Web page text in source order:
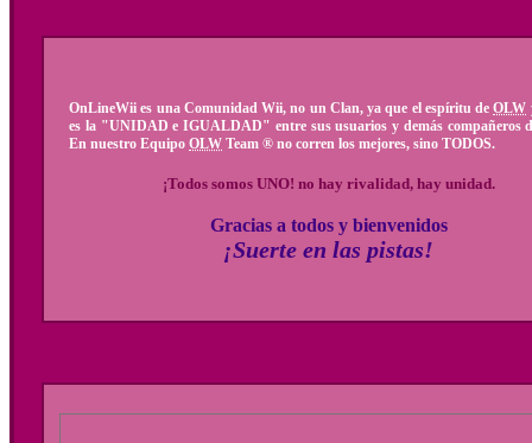
OnLineWii es una Comunidad Wii, no un Clan, ya que el espíritu deOLW
es la "UNIDAD e IGUALDAD" entre sus usuarios y demás compañeros
En nuestro Equipo OLW Team ® no corren los mejores, sino TODOS.
¡Todos somos UNO! no hay rivalidad, hay unidad.
Gracias a todos y bienvenidos
¡Suerte en las pistas!